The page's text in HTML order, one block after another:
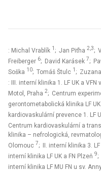
: Michal Vrablík 1 ; Jan Piťha 2,3;
Freiberger 6; David Karásek 7;
Soška 10; Tomáš Štulc 1 ;
: III. interní klinika 1. LF UK a VFN
Motol, Praha 2; Centrum
gerontometabolická klinika LF
kardiovaskulární prevence 1. LF
Centrum kardiovaskulární a
klinika – nefrologická,
Olomouc 7; II. interní klinika 3.
interní klinika LF UK a FN Plzeň 9;
interní klinika LF MU FN u sv.